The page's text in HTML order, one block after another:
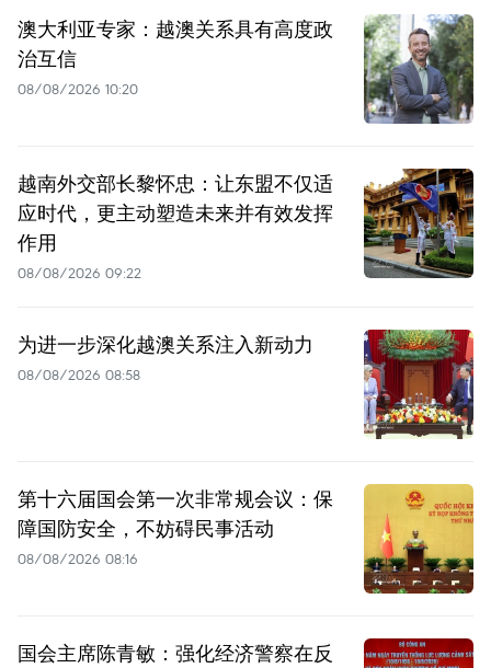
澳大利亚专家：越澳关系具有高度政
治互信
08/08/2026 10:20
越南外交部长黎怀忠：让东盟不仅适
应时代，更主动塑造未来并有效发挥
作用
08/08/2026 09:22
为进一步深化越澳关系注入新动力
08/08/2026 08:58
第十六届国会第一次非常规会议：保
障国防安全，不妨碍民事活动
08/08/2026 08:16
国会主席陈青敏：强化经济警察在反